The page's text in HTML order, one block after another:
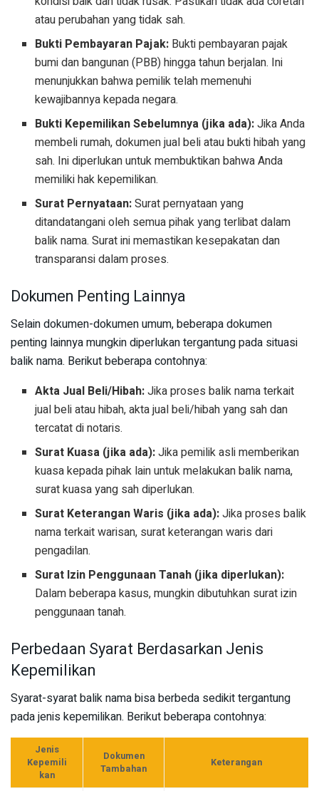
atau perubahan yang tidak sah.
Bukti Pembayaran Pajak: Bukti pembayaran pajak
bumi dan bangunan (PBB) hingga tahun berjalan. Ini
menunjukkan bahwa pemilik telah memenuhi
kewajibannya kepada negara.
Bukti Kepemilikan Sebelumnya (jika ada):Jika Anda
membeli rumah, dokumen jual beli atau bukti hibah yang
sah. Ini diperlukan untuk membuktikan bahwa Anda
memiliki hak kepemilikan.
Surat Pernyataan:Surat pernyataan yang
ditandatangani oleh semua pihak yang terlibat dalam
balik nama. Surat ini memastikan kesepakatan dan
transparansi dalam proses.
Dokumen Penting Lainnya
Selain dokumen-dokumen umum, beberapa dokumen
penting lainnya mungkin diperlukan tergantung pada situasi
balik nama. Berikut beberapa contohnya:
Akta Jual Beli/Hibah:Jika proses balik nama terkait
jual beli atau hibah, akta jual beli/hibah yang sah dan
tercatat di notaris.
Surat Kuasa (jika ada):Jika pemilik asli memberikan
kuasa kepada pihak lain untuk melakukan balik nama,
surat kuasa yang sah diperlukan.
Surat Keterangan Waris (jika ada):Jika proses balik
nama terkait warisan, surat keterangan waris dari
pengadilan.
Surat Izin Penggunaan Tanah (jika diperlukan):
Dalam beberapa kasus, mungkin dibutuhkan surat izin
penggunaan tanah.
Perbedaan Syarat Berdasarkan Jenis
Kepemilikan
Syarat-syarat balik nama bisa berbeda sedikit tergantung
pada jenis kepemilikan. Berikut beberapa contohnya:
Jenis
Kepemili
kan
Dokumen
Tambahan
Keterangan